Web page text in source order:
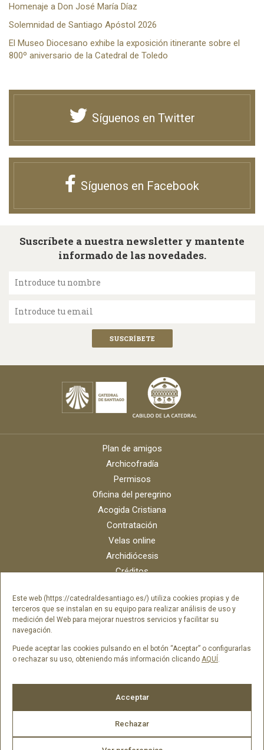
Este web (https://catedraldesantiago.es/) utiliza cookies propias y de
terceros que se instalan en su equipo para realizar análisis de uso y
medición del Web para mejorar nuestros servicios y facilitar su
navegación.
Puede aceptar las cookies pulsando en el botón “Aceptar” o configurarlas
o rechazar su uso, obteniendo más información clicando AQUÍ.
Acceptar
Rechazar
Homenaje a Don José María Díaz
Solemnidad de Santiago Apóstol 2026
El Museo Diocesano exhibe la exposición itinerante sobre el
800º aniversario de la Catedral de Toledo
Síguenos en Twitter
Síguenos en Facebook
Suscríbete a nuestra newsletter y mantente
informado de las novedades.
Introduce tu nombre
Introduce tu email
Plan de amigos
Archicofradía
Permisos
Oficina del peregrino
Acogida Cristiana
Contratación
Velas online
Archidiócesis
Créditos
Contacto
Portal del empleado SAMI Catedral